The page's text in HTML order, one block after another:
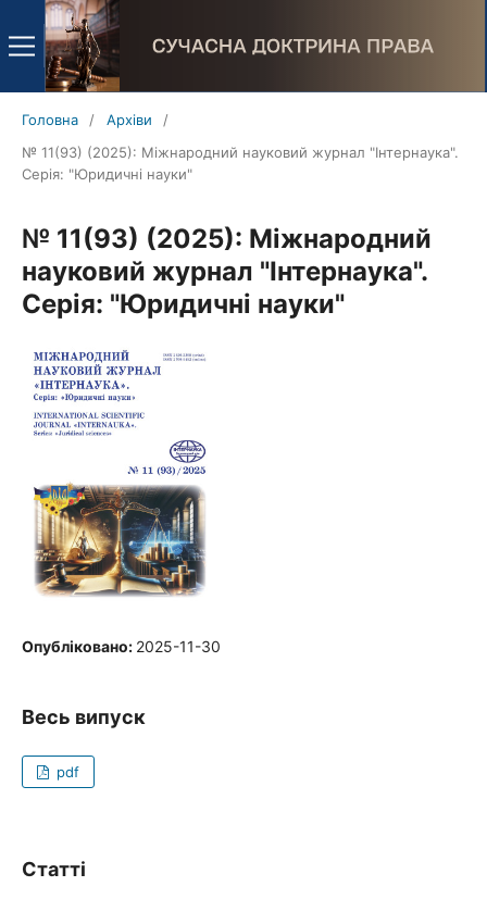
Головна / Архіви
/
№ 11(93) (2025): Міжнародний науковий журнал "Інтернаука".
Серія: "Юридичні науки"
№ 11(93) (2025): Міжнародний
науковий журнал "Інтернаука".
Серія: "Юридичні науки"
Опубліковано: 2025-11-30
Весь випуск
pdf
Статті